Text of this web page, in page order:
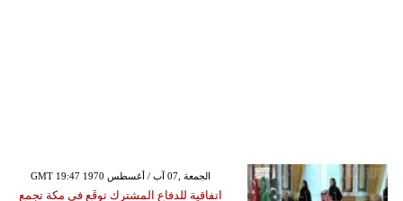
GMT 19:47 1970 الجمعة ,07 آب / أغسطس
اتفاقية للدفاع المشترك توقَع في مكة تجمع